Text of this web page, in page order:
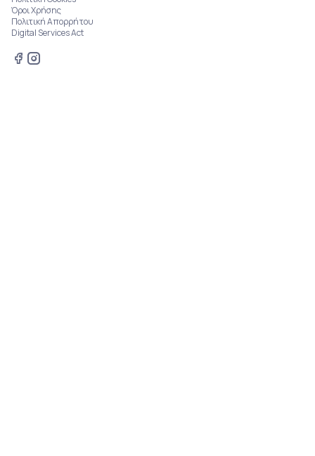
Όροι Χρήσης
Πολιτική Απορρήτου
Digital Services Act